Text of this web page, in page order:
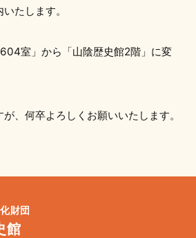
たします。
604室」から「山陰歴史館2階」に変
、何卒よろしくお願いいたします。
財団
館